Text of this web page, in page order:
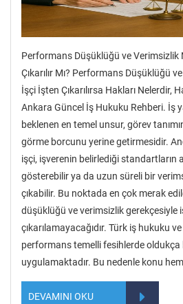
Performans Düşüklüğü ve Verimsizlik
Çıkarılır Mı? Performans Düşüklüğü
İşçi İşten Çıkarılırsa Hakları Nelerdir,
Ankara Güncel İş Hukuku Rehberi. İş
beklenen en temel unsur, görev
görme borcunu yerine getirmesidir.
işçi, işverenin belirlediği standartların
gösterebilir ya da uzun süreli bir
çıkabilir. Bu noktada en çok merak
düşüklüğü ve verimsizlik gerekçesiyle
çıkarılamayacağıdır. Türk iş hukuku
performans temelli fesihlerde oldukça
uygulamaktadır. Bu nedenle konu
DEVAMINI OKU